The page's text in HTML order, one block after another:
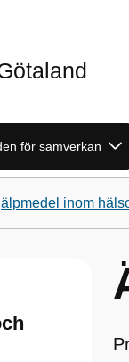
för samverkan
inom